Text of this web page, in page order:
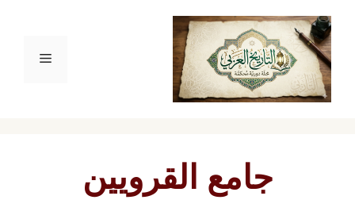
انتقل
المحتوى
القائمة
جامع القرويين